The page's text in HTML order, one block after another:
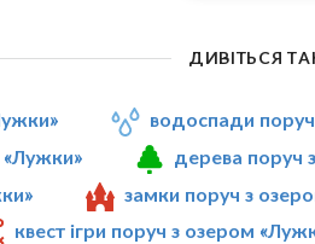
ДИВІТЬСЯ
водоспади
«Лужки»
дерева поруч
замки поруч з
квест ігри поруч з озером